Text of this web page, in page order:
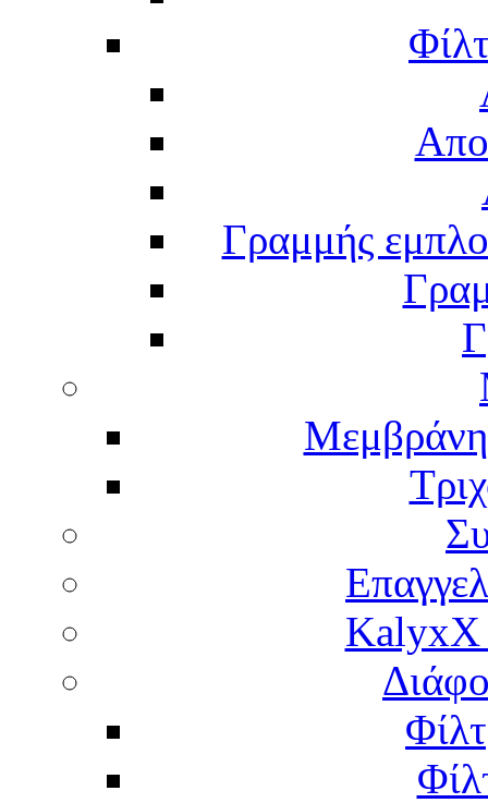
Γραμμής
KalyxX